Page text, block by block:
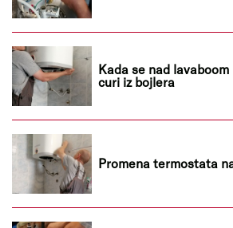
Kada se nad
curi iz bojlera
Promena termostata